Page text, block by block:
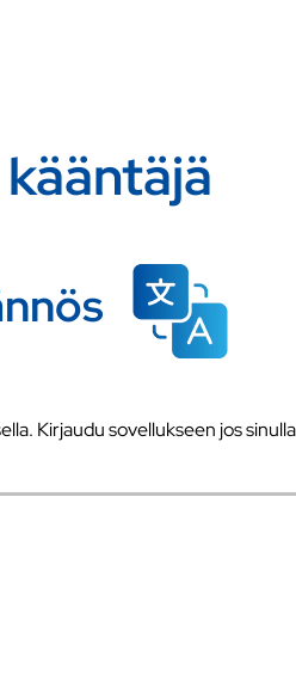
Kirjaudu sovellukseen jos